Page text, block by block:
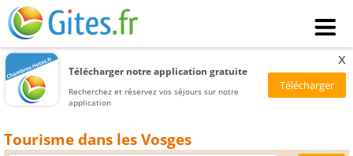
Télécharger notre application gratuite
Recherchez et réservez vos séjours sur notre
application
x
Tourisme dans les Vosges